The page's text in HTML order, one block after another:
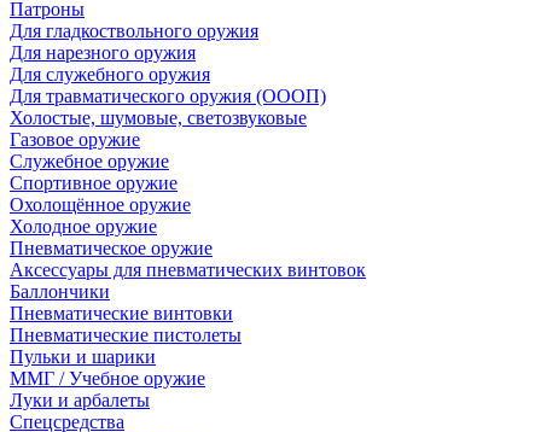
Патроны
Для гладкоствольного оружия
Для нарезного оружия
Для служебного оружия
Для травматического оружия (ОООП)
Холостые, шумовые, светозвуковые
Газовое оружие
Служебное оружие
Спортивное оружие
Охолощённое оружие
Холодное оружие
Пневматическое оружие
Аксессуары для пневматических винтовок
Баллончики
Пневматические винтовки
Пневматические пистолеты
Пульки и шарики
ММГ / Учебное оружие
Луки и арбалеты
Спецсредства